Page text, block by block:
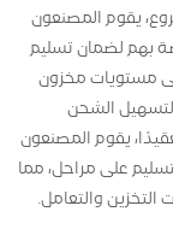
يقوم المصنعون
بهم لضمان تسليم
مستويات مخزون
الشحن
يقوم المصنعون
على مراحل، مما
والتعامل.